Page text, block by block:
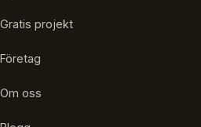
Gratis projekt
Företag
Om oss